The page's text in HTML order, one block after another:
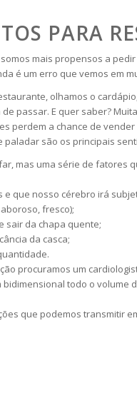
PARA
mais propensos a
é um erro que vemos em
olhamos o
de passar. E quer saber?
perdem a chance de
paladar são os principais
mas uma série de fatores
que nosso cérebro irá
fresco);
sair da chapa quente;
da casca;
procuramos um
todo o
que podemos transmitir